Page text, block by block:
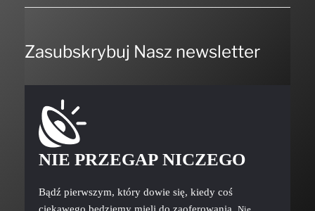
Zasubskrybuj Nasz newsletter
NIE PRZEGAP NICZEGO
Bądź pierwszym, który dowie się, kiedy coś